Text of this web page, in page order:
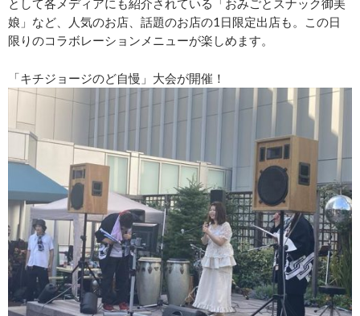
として各メディアにも紹介されている「おみごとスナック御美
娘」など、人気のお店、話題のお店の1日限定出店も。この日
限りのコラボレーションメニューが楽しめます。
「キチジョージのど自慢」大会が開催！